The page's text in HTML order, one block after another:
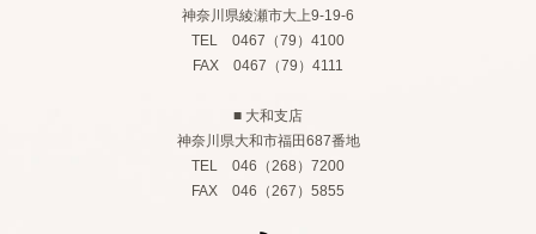
神奈川県綾瀬市大上9-19-6
TEL 0467（79）4100
FAX 0467（79）4111
■ 大和支店
神奈川県大和市福田687番地
TEL 046（268）7200
FAX 046（267）5855